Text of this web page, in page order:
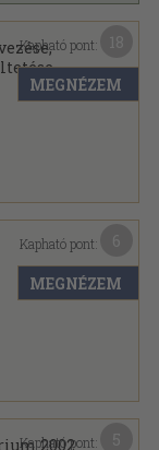
Kapható pont:
MEGNÉZEM
Kapható pont:
MEGNÉZEM
2002
Kapható pont: